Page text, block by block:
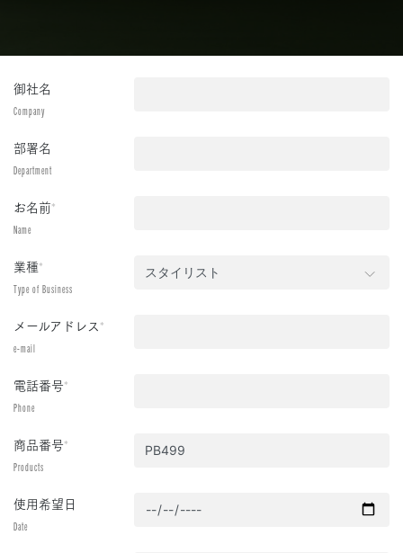
御社名
Company
部署名
Department
お名前*
Name
業種*
Type of Business
メールアドレス*
e-mail
電話番号*
Phone
商品番号*
Products
使用希望日
Date